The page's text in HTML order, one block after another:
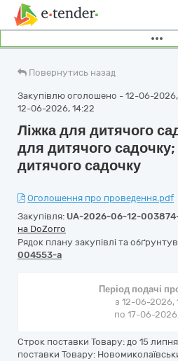
Повернутись назад
Закупівлю оголошено - 12-06-2026,
12-06-2026, 14:22
Ліжка для дитячого
для дитячого
дитячого садочку
Оголошення про проведення.pdf
Закупівля: UA-2026-06-12-
на DoZorro
Рядок плану закупівлі та
004553-a
Період подачі
з 12-06-2026,
по 17-06-2026,
Строк поставки Товару: до 15
поставки Товару: